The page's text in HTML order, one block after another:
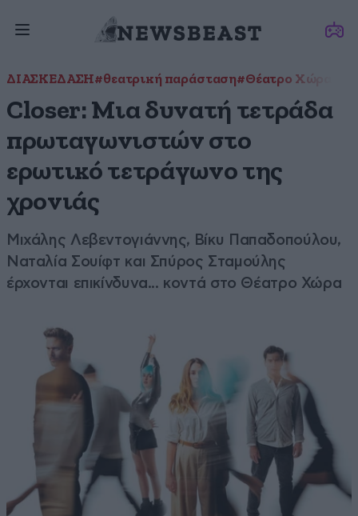
ΔΙΑΣΚΕΔΑΣΗ#θεατρική παράσταση#Θέατρο Χώρα
Closer: Μια δυνατή τετράδα
πρωταγωνιστών στο
ερωτικό τετράγωνο της
χρονιάς
Μιχάλης Λεβεντογιάννης, Βίκυ Παπαδοπούλου,
Ναταλία Σουίφτ και Σπύρος Σταμούλης
έρχονται επικίνδυνα... κοντά στο Θέατρο Χώρα